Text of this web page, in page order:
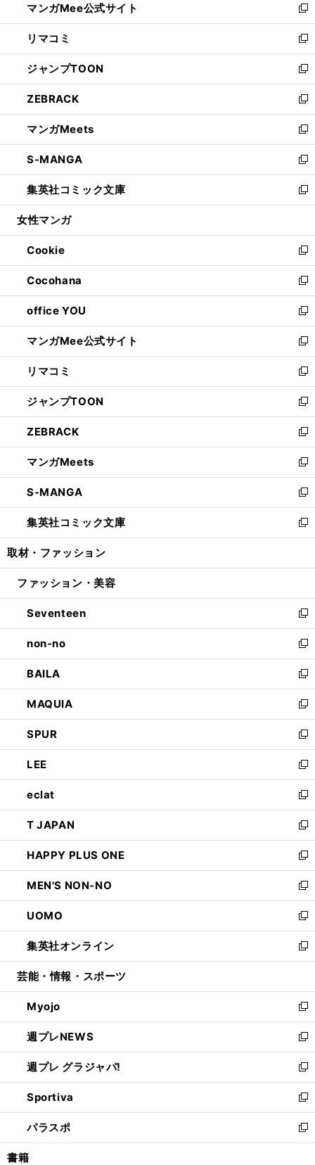
く
ド
ウ
で
開
く
ィ
ン
ド
ウ
で
開
く
い
ウ
ィ
ン
ド
ウ
で
開
く
マンガMee公式サイト
新
し
い
ウ
ィ
ン
ド
ウ
で
開
く
リマコミ
新
し
い
ウ
ィ
ン
ド
ウ
で
開
く
ジャンプTOON
新
し
い
ウ
ィ
ン
ド
ウ
で
開
ZEBRACK
新
し
い
ウ
ィ
ン
ド
ウ
開
く
マンガMeets
新
し
い
ウ
ィ
ン
ウ
で
開
く
S-MANGA
新
し
い
ウ
ン
ド
ウ
で
開
く
集英社コミック文庫
新
し
ウ
ィ
ン
ド
ウ
で
開
く
女性マンガ
Cookie
新
し
い
ウ
ィ
ン
ド
ウ
で
開
く
Cocohana
新
し
い
ウ
ィ
ン
ド
ウ
で
開
く
office YOU
新
し
い
ウ
ィ
ン
ド
ウ
で
開
く
マンガMee公式サイト
新
し
い
ウ
ィ
ン
ド
ウ
で
開
く
リマコミ
新
し
い
ウ
ィ
ン
ド
ウ
で
開
く
ジャンプTOON
新
し
い
ウ
ィ
ン
ド
ウ
で
開
ZEBRACK
新
し
い
ウ
ィ
ン
ド
ウ
開
マンガMeets
新
し
い
ウ
ィ
ン
ウ
開
く
S-MANGA
新
し
い
ウ
ン
ウ
で
開
く
集英社コミック文庫
新
し
ウ
ン
ド
ウ
で
開
く
取材・ファッション
ファッション・美容
Seventeen
新
し
い
ウ
ィ
ン
ド
ウ
で
開
く
non-no
新
し
い
ウ
ィ
ン
ド
ウ
で
開
く
BAILA
新
し
い
ウ
ィ
ン
ド
ウ
で
開
く
MAQUIA
新
し
い
ウ
ィ
ン
ド
ウ
で
開
く
SPUR
新
し
い
ウ
ィ
ン
ド
ウ
で
開
く
LEE
新
し
い
ウ
ィ
ン
ド
ウ
で
開
く
eclat
新
し
い
ウ
ィ
ン
ド
ウ
で
開
く
T JAPAN
新
し
い
ウ
ィ
ン
ド
ウ
で
開
HAPPY PLUS ONE
新
し
い
ウ
ィ
ン
ド
ウ
開
く
MEN'S NON-NO
新
し
い
ウ
ィ
ン
ウ
で
開
く
UOMO
新
し
い
ウ
ン
ド
ウ
で
開
く
集英社オンライン
新
し
ウ
ィ
ン
ド
ウ
で
開
く
芸能・情報・スポーツ
Myojo
新
し
い
ウ
ィ
ン
ド
ウ
で
開
週プレNEWS
新
し
い
ウ
ィ
ン
ド
ウ
週プレ グラジャパ!
新
し
い
ウ
ィ
ン
Sportiva
新
し
い
ウ
パラスポ
新
し
書籍